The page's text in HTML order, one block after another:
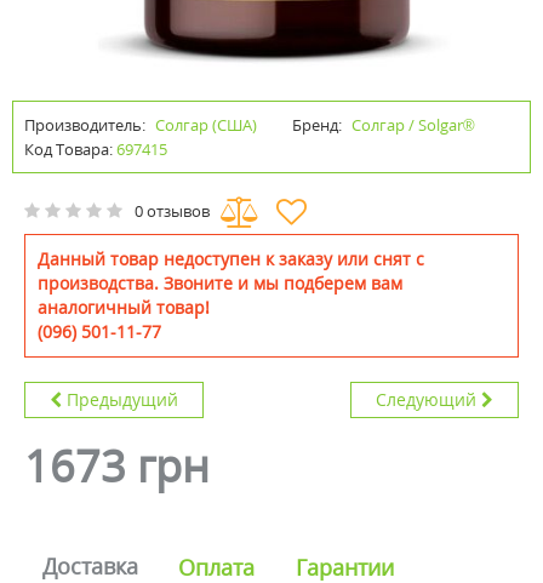
Производитель: Солгар (США) Бренд: Солгар / Solgar®
Код Товара:697415
0 отзывов
Данный товар недоступен к заказу или снят с
производства. Звоните и мы подберем вам
аналогичный товар!
(096) 501-11-77
Предыдущий Следующий
1673 грн
Доставка Оплата Гарантии